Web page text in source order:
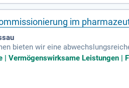
im
bieten wir eine
von attraktiven Vergütungen,
mit festgelegten
Familienservice in schwierigen
Vermögenswirksame Leistungen |